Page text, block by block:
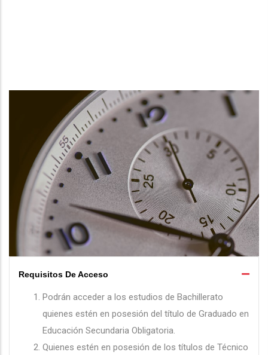
Requisitos De Acceso
Podrán acceder a los estudios de Bachillerato
quienes estén en posesión del título de Graduado en
Educación Secundaria Obligatoria.
Quienes estén en posesión de los títulos de Técnico